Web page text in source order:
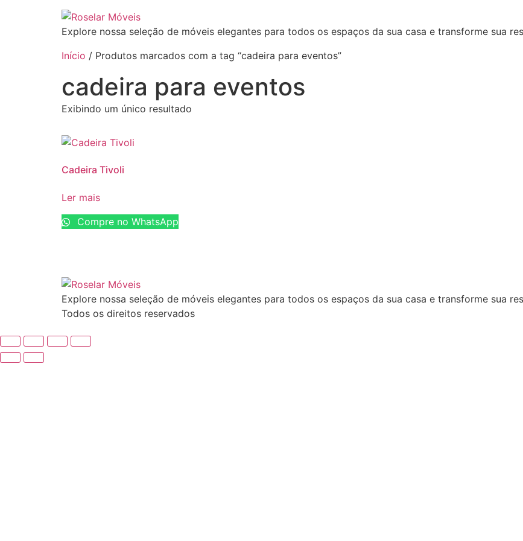
Explore nossa seleção de móveis elegantes para todos os espaços da sua casa e transforme sua
Início / Produtos marcados com a tag “cadeira para eventos”
cadeira para eventos
Exibindo um único resultado
Cadeira Tivoli
Ler mais
Compre no WhatsApp
Explore nossa seleção de móveis elegantes para todos os espaços da sua casa e transforme sua
Todos os direitos reservados